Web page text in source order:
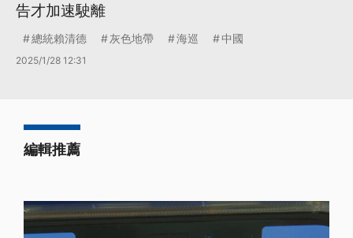
告才加速駛離
總統賴清德 灰色地帶 海巡 中國
2025/1/28 12:31
編輯推薦